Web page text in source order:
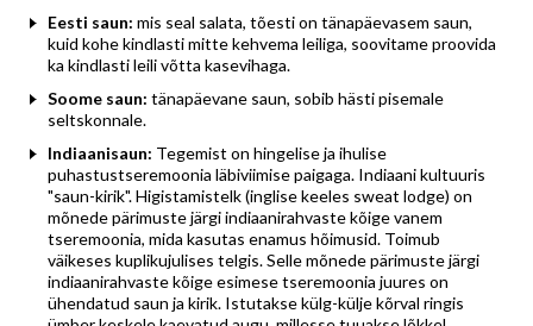
Eesti saun: mis seal salata, tõesti on tänapäevasem saun,
kuid kohe kindlasti mitte kehvema leiliga, soovitame proovida
ka kindlasti leili võtta kasevihaga.
Soome saun: tänapäevane saun, sobib hästi pisemale
seltskonnale.
Indiaanisaun: Tegemist on hingelise ja ihulise
puhastustseremoonia läbiviimise paigaga. Indiaani kultuuris
"saun-kirik". Higistamistelk (inglise keeles sweat lodge) on
mõnede pärimuste järgi indiaanirahvaste kõige vanem
tseremoonia, mida kasutas enamus hõimusid. Toimub
väikeses kuplikujulises telgis. Selle mõnede pärimuste järgi
indiaanirahvaste kõige esimese tseremoonia juures on
ühendatud saun ja kirik. Istutakse külg-külje kõrval ringis